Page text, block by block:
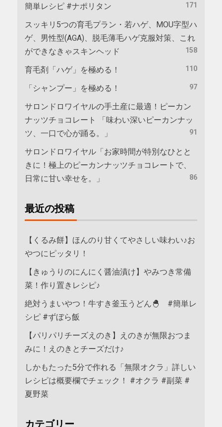
簡単レシピ #ナポリタン
171
スッキリ5つの育毛プラン・若ハゲ、MOU字型ハ
ゲ、男性型(AGA)、脱毛薄毛ハゲ克服対策、これ
ができなきゃスキンヘッド
158
育毛剤「ハゲ」を極める！ 110
「シャンプー」を極める！ 97
サロンドロワイヤルの手土産に最適！ピーカン
ナッツチョコレート 「味わい深いピーカンナッ
ツ、一口で心が踊る。」
91
サロンドロワイヤル「お家時間が特別なひとと
きに！極上のピーカンナッツチョコレートで、
日常に甘い幸せを。」
86
最近の投稿
【くるみ餅】ほんのり甘くてやさしい味わい♪お
やつにピッタリ！
【きゅうりのにんにく醤油漬け】やみつき常備
菜！作り置きレシピ♪
絶対うまいやつ！牛すき釜玉うどん🐣 #簡単レ
シピ #ずぼら飯
【パリパリチーズえのき】えのきが無限おつま
みに！えのきとチーズだけ♪
しかもたった5分で作れる「無限オクラ」詳しい
レシピは概要欄でチェック！ #オクラ #副菜 #
夏野菜
カテゴリー